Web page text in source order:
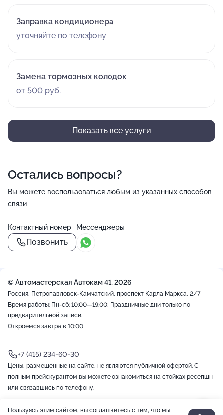
Заправка кондиционера
уточняйте по телефону
Замена тормозных колодок
от 500 руб.
Показать все услуги
Остались вопросы?
Вы можете воспользоваться любым из указанных способов
связи
Контактный номер
Позвонить
Мессенджеры
© Автомастерская Автокам 41, 2026
Россия, Петропавловск-Камчатский, проспект Карла Маркса, 2/7
Время работы: Пн-сб: 10:00—19:00; Праздничные дни только по
предварительной записи.
Откроемся завтра в 10:00
+7 (415) 234-60-30
Цены, размещенные на сайте, не являются публичной офертой. С
полным прейскурантом вы можете ознакомиться на стойках ресепшн
или связавшись по телефону.
Пользуясь этим сайтом, вы соглашаетесь с тем, что мы